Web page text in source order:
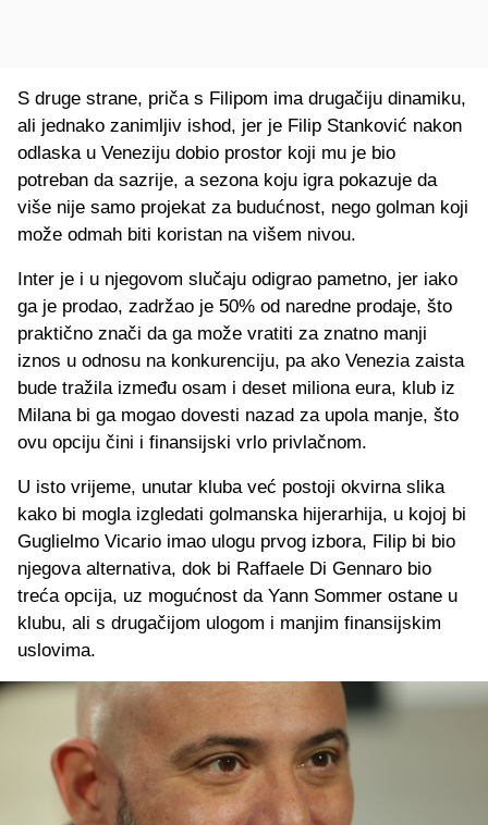
S druge strane, priča s Filipom ima drugačiju dinamiku,
ali jednako zanimljiv ishod, jer je Filip Stanković nakon
odlaska u Veneziju dobio prostor koji mu je bio
potreban da sazrije, a sezona koju igra pokazuje da
više nije samo projekat za budućnost, nego golman koji
može odmah biti koristan na višem nivou.
Inter je i u njegovom slučaju odigrao pametno, jer iako
ga je prodao, zadržao je 50% od naredne prodaje, što
praktično znači da ga može vratiti za znatno manji
iznos u odnosu na konkurenciju, pa ako Venezia zaista
bude tražila između osam i deset miliona eura, klub iz
Milana bi ga mogao dovesti nazad za upola manje, što
ovu opciju čini i finansijski vrlo privlačnom.
U isto vrijeme, unutar kluba već postoji okvirna slika
kako bi mogla izgledati golmanska hijerarhija, u kojoj bi
Guglielmo Vicario imao ulogu prvog izbora, Filip bi bio
njegova alternativa, dok bi Raffaele Di Gennaro bio
treća opcija, uz mogućnost da Yann Sommer ostane u
klubu, ali s drugačijom ulogom i manjim finansijskim
uslovima.